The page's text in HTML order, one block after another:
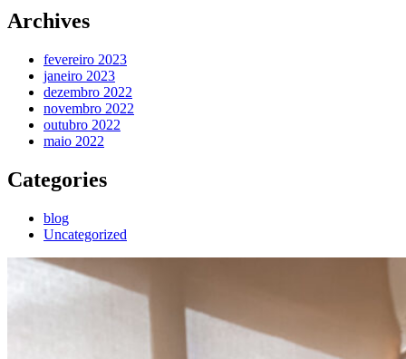
Archives
fevereiro 2023
janeiro 2023
dezembro 2022
novembro 2022
outubro 2022
maio 2022
Categories
blog
Uncategorized